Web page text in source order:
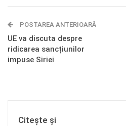
Telegram OK.ru
POSTAREA ANTERIOARĂ
UE va discuta despre
ridicarea sancțiunilor
impuse Siriei
Citește și